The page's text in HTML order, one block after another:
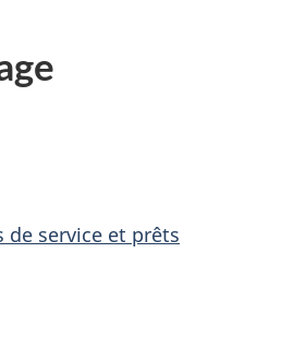
de service et prêts